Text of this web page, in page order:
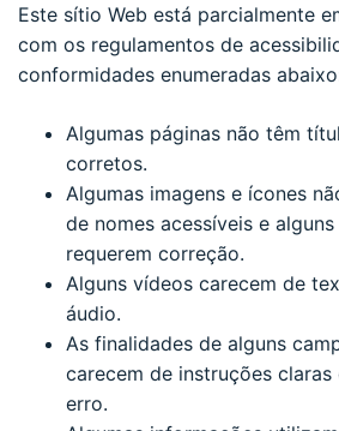
Este sítio Web está parcialmente
com os regulamentos de
conformidades enumeradas
Algumas páginas não têm
corretos.
Algumas imagens e ícones
de nomes acessíveis e
requerem correção.
Alguns vídeos carecem de
áudio.
As finalidades de alguns
carecem de instruções
erro.